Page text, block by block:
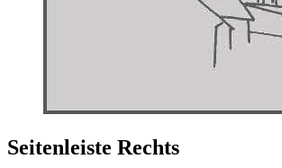
Seitenleiste Rechts